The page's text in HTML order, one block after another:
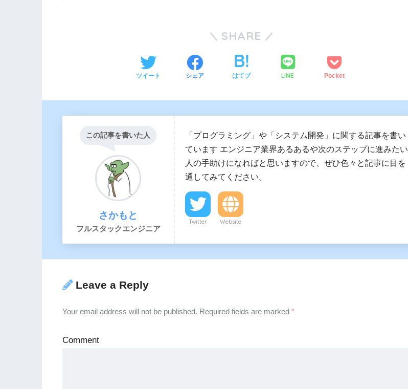
SHARE
ツイート シェア はてブ LINE Pocket
この記事を書いた人
さかもと
フルスタックエンジニア
「プログラミング」や「システム開発」に関する記事を書い
ています エンジニア業界あるあるや次のステップに進みたい
人の手助けになればと思いますので、ぜひ色々と記事に目を
通してみてください。
Twitter Website
Leave a Reply
Your email address will not be published. Required fields are marked *
Comment